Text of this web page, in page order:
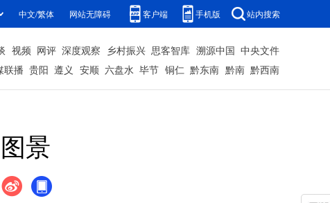
中文/繁体 网站无障碍 客户端 手机版 站内搜索
视频 网评 深度观察 乡村振兴 思客智库 溯源中国 中央文件
联播 贵阳 遵义 安顺 六盘水 毕节 铜仁 黔东南 黔南 黔西南
景